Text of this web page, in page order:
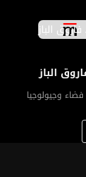
على
إحدى
الباز
وجيولوجيا